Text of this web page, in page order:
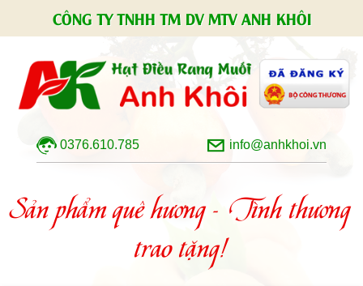
CÔNG TY TNHH TM DV MTV ANH KHÔI
0376.610.785 info@anhkhoi.vn
Sản phẩm quê hương - Tình thương
trao tặng!